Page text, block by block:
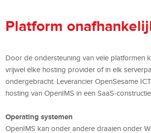
Platform
Door de ondersteuning van vele platformen
vrijwel elke hosting provider of in elk
ondergebracht. Leverancier OpenSesame
hosting van OpenIMS in een SaaS-constructie.
Operating systemen
OpenIMS kan onder andere draaien onder